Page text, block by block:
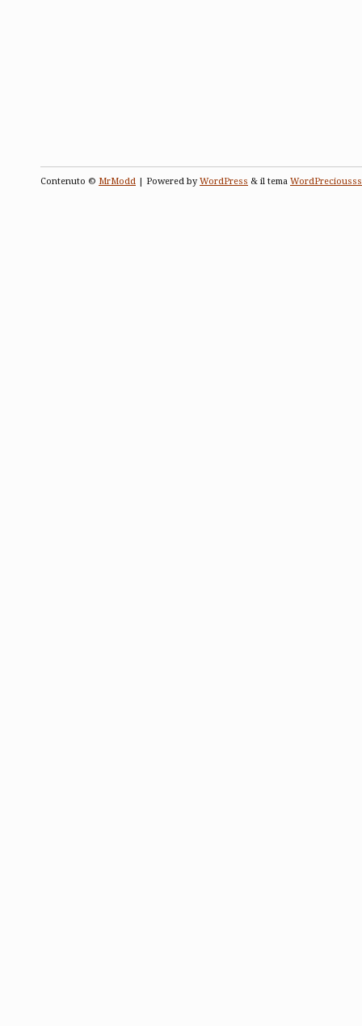
Contenuto © MrModd | Powered byWordPress & il tema WordPreciousss